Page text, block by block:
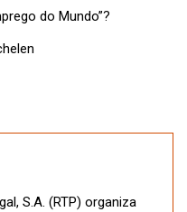
do Mundo”?
S.A. (RTP) organiza